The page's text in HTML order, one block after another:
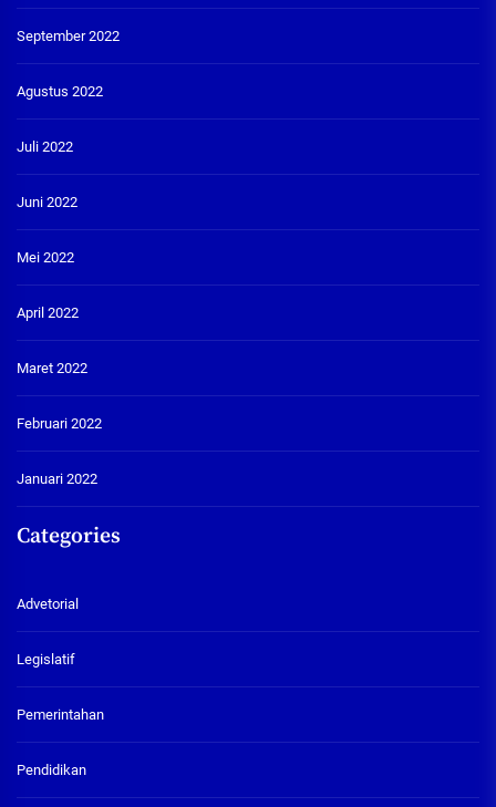
September 2022
Agustus 2022
Juli 2022
Juni 2022
Mei 2022
April 2022
Maret 2022
Februari 2022
Januari 2022
Categories
Advetorial
Legislatif
Pemerintahan
Pendidikan